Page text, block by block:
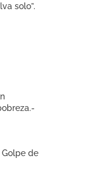
solo”.
Golpe de